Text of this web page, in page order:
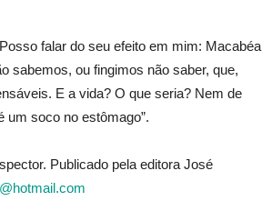
falar do seu efeito em mim: Macabéa
sabemos, ou fingimos não saber, que,
E a vida? O que seria? Nem de
um soco no estômago”.
Publicado pela editora José